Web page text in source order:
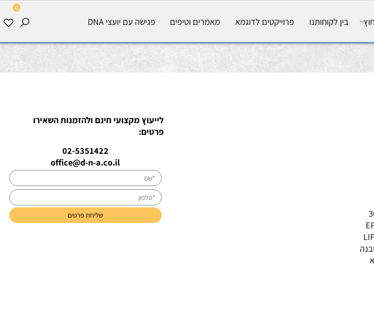
0
בין לקוחותנו פרוייקטים לדוגמא מאמרים וטיפים פגישה עם יועצי DNA
לייעוץ מקצועי חינם ולהזמנות השאירו
פרטים:
02-5351422
office@d-n-a.co.il